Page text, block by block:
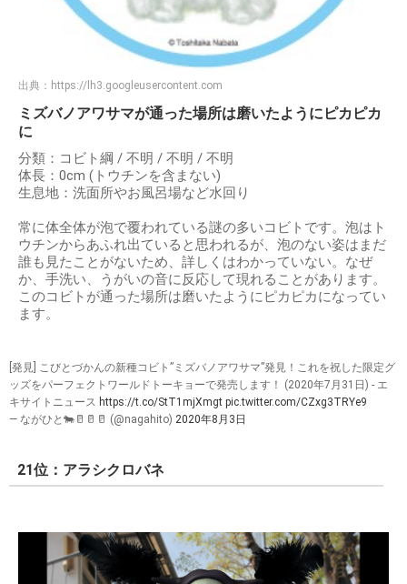
出典： https://lh3.googleusercontent.com
ミズバノアワサマが通った場所は磨いたようにピカピカ
に
分類：コビト綱 / 不明 / 不明 / 不明
体長：0cm (トウチンを含まない)
生息地：洗面所やお風呂場など水回り
常に体全体が泡で覆われている謎の多いコビトです。泡はト
ウチンからあふれ出ていると思われるが、泡のない姿はまだ
誰も見たことがないため、詳しくはわかっていない。なぜ
か、手洗い、うがいの音に反応して現れることがあります。
このコビトが通った場所は磨いたようにピカピカになってい
ます。
[発見] こびとづかんの新種コビト”ミズバノアワサマ”発見！これを祝した限定グ
ッズをパーフェクトワールドトーキョーで発売します！ (2020年7月31日) - エ
キサイトニュース https://t.co/StT1mjXmgt pic.twitter.com/CZxg3TRYe9
— ながひと🐄🥛🥛🥛 (@nagahito) 2020年8月3日
21位：アラシクロバネ